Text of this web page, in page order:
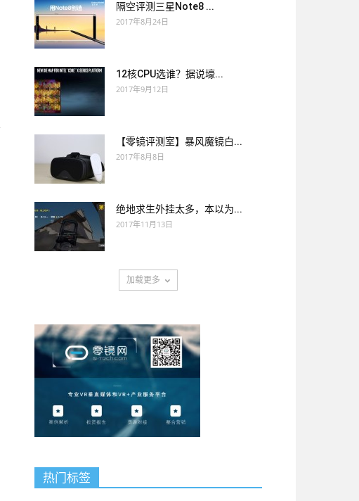
隔空评测三星Note8 ...
2017年8月24日
12核CPU选谁？据说壕...
2017年9月12日
【零镜评测室】暴风魔镜白...
2017年8月8日
绝地求生外挂太多，本以为...
2017年11月13日
加载更多
热门标签